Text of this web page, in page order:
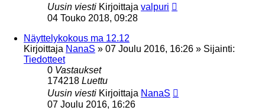
Uusin viesti Kirjoittaja valpuri
04 Touko 2018, 09:28
Näyttelykokous ma 12.12
Kirjoittaja NanaS » 07 Joulu 2016, 16:26 » Sijainti:
Tiedotteet
0 Vastaukset
174218 Luettu
Uusin viesti Kirjoittaja NanaS
07 Joulu 2016, 16:26